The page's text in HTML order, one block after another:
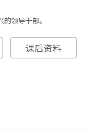
领导干部。
课后资料